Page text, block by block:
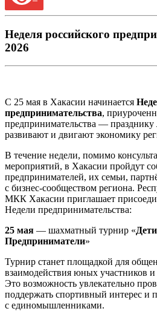
Неделя российского
2026
С 25 мая в Хакасии начинается
предпринимательства,
предпринимательства — празднику
развивают и двигают экономику
В течение недели, помимо
мероприятий, в Хакасии пройдут
предпринимателей, их семьи,
с бизнес-сообществом региона.
МКК Хакасии приглашает
Недели предпринимательства:
25 мая — шахматный турнир «
Предприниматели»
Турнир станет площадкой для
взаимодействия юных участников
Это возможность увлекательно
поддержать спортивный интерес и
с единомышленниками.